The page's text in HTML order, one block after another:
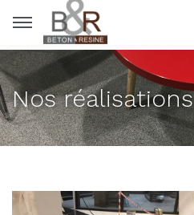
Panneau de gestion des cookies
Nos réalisations